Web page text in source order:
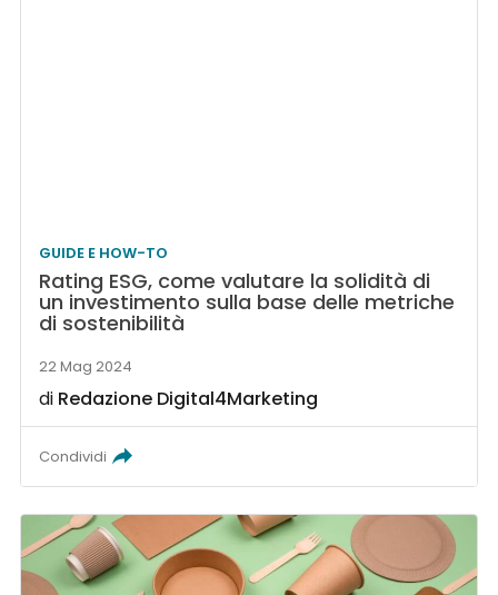
GUIDE E HOW-TO
Rating ESG, come valutare la solidità di
un investimento sulla base delle metriche
di sostenibilità
22 Mag 2024
di Redazione Digital4Marketing
Condividi